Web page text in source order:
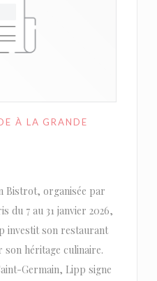
À LA GRANDE
Bistrot, organisée par
du 7 au 31 janvier 2026,
investit son restaurant
son héritage culinaire.
Germain, Lipp signe